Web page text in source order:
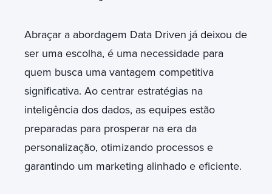
Abraçar a abordagem Data Driven já deixou de
ser uma escolha, é uma necessidade para
quem busca uma vantagem competitiva
significativa. Ao centrar estratégias na
inteligência dos dados, as equipes estão
preparadas para prosperar na era da
personalização, otimizando processos e
garantindo um marketing alinhado e eficiente.